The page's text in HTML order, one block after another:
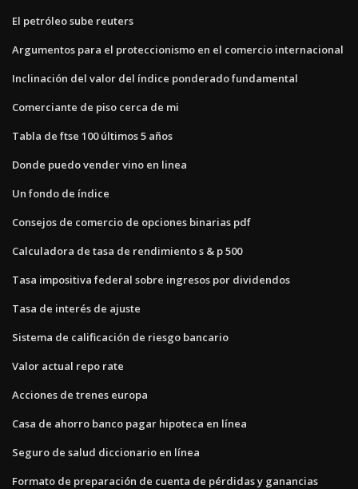
El petróleo sube reuters
Argumentos para el proteccionismo en el comercio internacional
Inclinación del valor del índice ponderado fundamental
Comerciante de piso cerca de mi
Tabla de ftse 100 últimos 5 años
Donde puedo vender vino en linea
Un fondo de índice
Consejos de comercio de opciones binarias pdf
Calculadora de tasa de rendimiento s & p 500
Tasa impositiva federal sobre ingresos por dividendos
Tasa de interés de ajuste
Sistema de calificación de riesgo bancario
Valor actual repo rate
Acciones de trenes europa
Casa de ahorro banco pagar hipoteca en línea
Seguro de salud diccionario en línea
Formato de preparación de cuenta de pérdidas y ganancias